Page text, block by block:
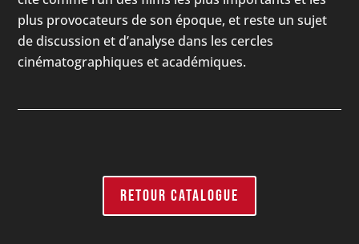
plus provocateurs de son époque, et reste un sujet
de discussion et d’analyse dans les cercles
cinématographiques et académiques.
RETOUR CATALOGUE